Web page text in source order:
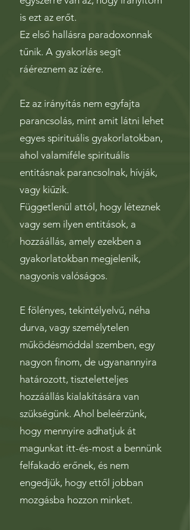
is ezt az erőt.
Ez első hallásra paradoxonnak
tűnik. A gyakorlás segít
ráéreznem az ízére.
Ez az irányítás nem egyfajta
parancsolás, mint amit látni lehet
egyes spirituális gyakorlatokban,
ahol valamiféle spirituális
entitásnak parancsolnak, hívják,
vagy kiűzik.
Függetlenül attól, hogy léteznek
vagy sem ilyen entitások, a
hozzáállás, amely ezekben a
gyakorlatokban megjelenik,
nagyonis valóságos.
E fölényes, tekintélyelvű, néha
durva, vagy személytelen
működésmóddal szemben, egy
nagyon finom, de ugyanannyira
határozott, tiszteletteljes
hozzáállás kialakítására van
szükségünk. Ahol beleérzünk,
hogy mennyire adhatjuk át
magunkat itt-és-most a bennünk
felfakadó erőnek, és nem
engedjük, hogy ettől jobban
mozgásba hozzon minket.